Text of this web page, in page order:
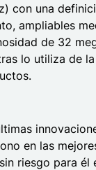
con una
ampliables
de 32
lo utiliza de
en las
riesgo para